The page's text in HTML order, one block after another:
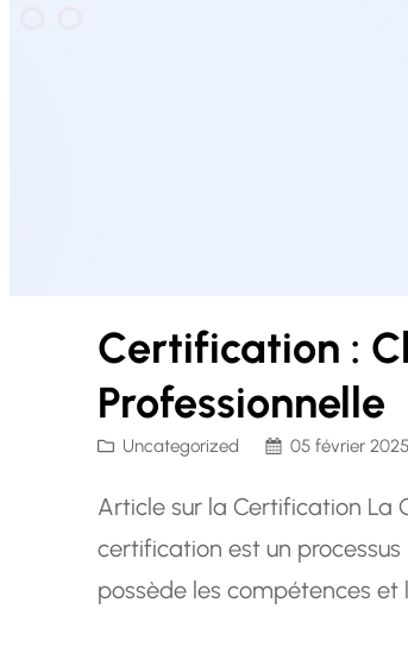
Certification :
Professionnelle
Uncategorized 05 février 2025
Article sur la Certification La
certification est un
possède les compétences et